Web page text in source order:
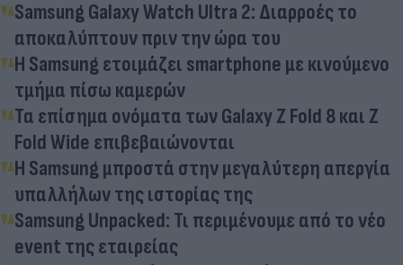
Samsung Galaxy Watch Ultra 2: Διαρροές το
αποκαλύπτουν πριν την ώρα του
Η Samsung ετοιμάζει smartphone με κινούμενο
τμήμα πίσω καμερών
Τα επίσημα ονόματα των Galaxy Z Fold 8 και Z
Fold Wide επιβεβαιώνονται
Η Samsung μπροστά στην μεγαλύτερη απεργία
υπαλλήλων της ιστορίας της
Samsung Unpacked: Τι περιμένουμε από το νέο
event της εταιρείας